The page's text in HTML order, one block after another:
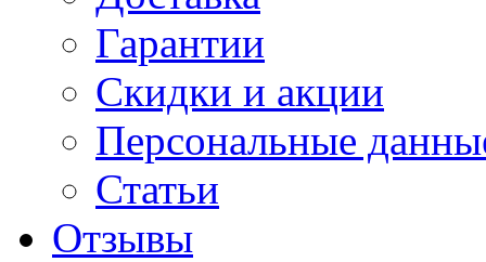
Гарантии
Скидки и акции
Персональные
Статьи
Отзывы